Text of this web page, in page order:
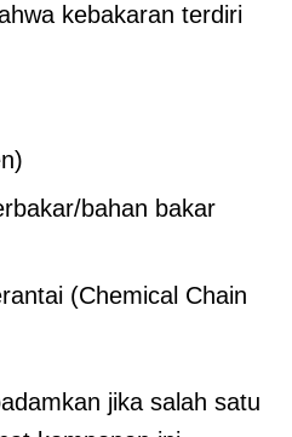
kebakaran terdiri
bahan bakar
(Chemical Chain
jika salah satu